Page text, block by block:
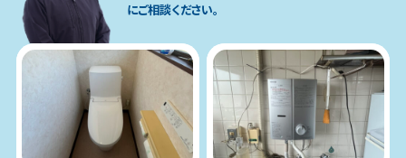
にご相談ください。